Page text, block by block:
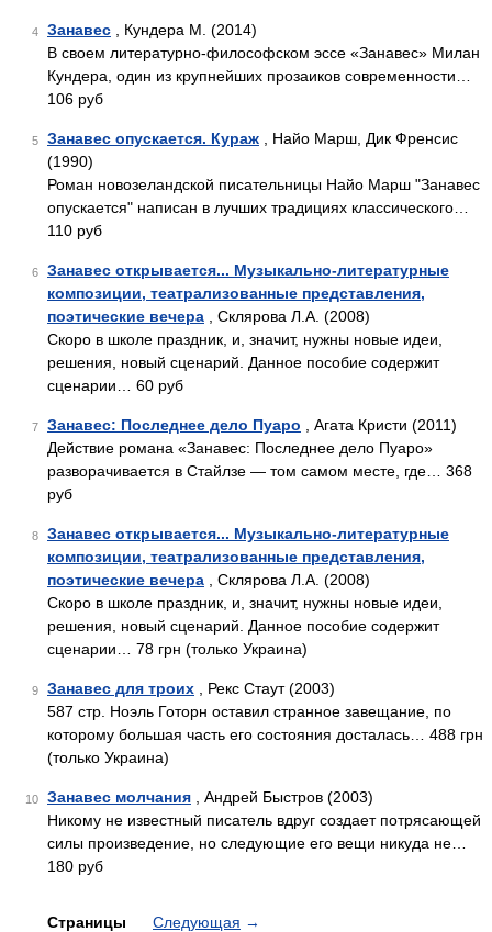
4 Занавес , Кундера М. (2014)
В своем литературно-философском эссе «Занавес» Милан
Кундера, один из крупнейших прозаиков современности…
106 руб
5 Занавес опускается. Кураж , Найо Марш, Дик Френсис
(1990)
Роман новозеландской писательницы Найо Марш "Занавес
опускается" написан в лучших традициях классического…
110 руб
6
Занавес открывается... Музыкально-литературные
композиции, театрализованные представления,
поэтические вечера , Склярова Л.А. (2008)
Скоро в школе праздник, и, значит, нужны новые идеи,
решения, новый сценарий. Данное пособие содержит
сценарии… 60 руб
7 Занавес: Последнее дело Пуаро , Агата Кристи (2011)
Действие романа «Занавес: Последнее дело Пуаро»
развора­чивается в Стайлзе — том самом месте, где… 368
руб
8
Занавес открывается... Музыкально-литературные
композиции, театрализованные представления,
поэтические вечера , Склярова Л.А. (2008)
Скоро в школе праздник, и, значит, нужны новые идеи,
решения, новый сценарий. Данное пособие содержит
сценарии… 78 грн (только Украина)
9 Занавес для троих , Рекс Стаут (2003)
587 стр. Ноэль Готорн оставил странное завещание, по
которому большая часть его состояния досталась… 488 грн
(только Украина)
10 Занавес молчания , Андрей Быстров (2003)
Никому не известный писатель вдруг создает потрясающей
силы произведение, но следующие его вещи никуда не…
180 руб
Страницы Следующая →